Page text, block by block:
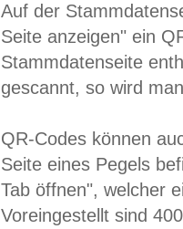
Auf der
Seite anzeigen" ein
Stammdatenseite
gescannt, so wird
QR-Codes können
Seite eines Pegels
Tab öffnen", welcher
Voreingestellt sind